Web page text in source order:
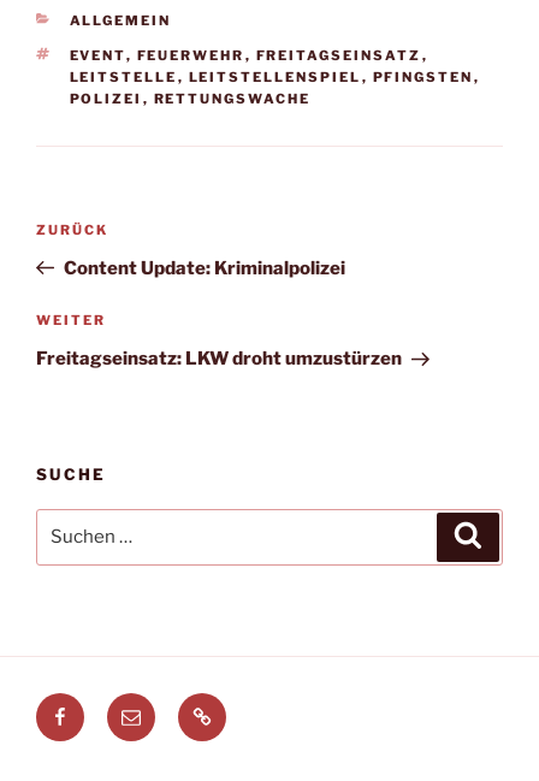
KATEGORIEN
ALLGEMEIN
SCHLAGWÖRTER
EVENT, FEUERWEHR , FREITAGSEINSATZ ,
LEITSTELLE , LEITSTELLENSPIEL , PFINGSTEN ,
POLIZEI , RETTUNGSWACHE
Beitragsnavigation
Vorheriger
Beitrag
ZURÜCK
Content Update: Kriminalpolizei
Nächster
Beitrag
WEITER
Freitagseinsatz: LKW droht umzustürzen
SUCHE
nach:
Facebook
E-
Mail
Leitstellenspiel.de